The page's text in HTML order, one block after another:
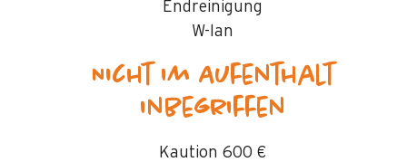
Endreinigung
W-lan
Nicht im Aufenthalt
inbegriffen
Kaution 600 €